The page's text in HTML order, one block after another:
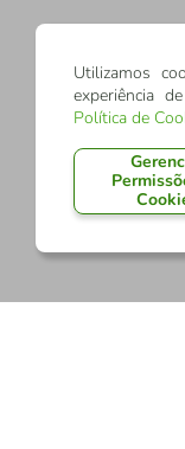
Utilizamos
experiência
Política de